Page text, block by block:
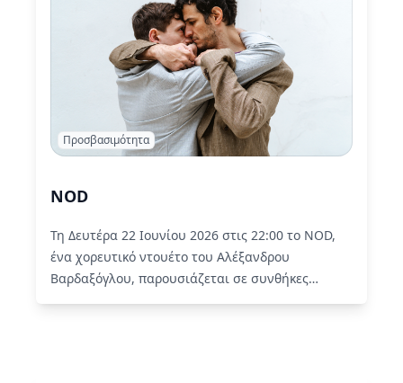
Προσβασιμότητα
NOD
Τη Δευτέρα 22 Ιουνίου 2026 στις 22:00 το NOD,
ένα χορευτικό ντουέτο του Αλέξανδρου
Βαρδαξόγλου, παρουσιάζεται σε συνθήκες
προσβασιμότητας για άτομα με οπτική αναπηρία.